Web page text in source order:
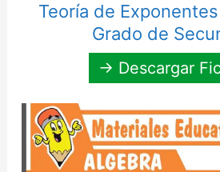
Teoría de
Grado de
→ Descargar